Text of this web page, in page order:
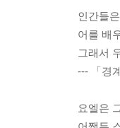
인간들
어를 배
그래서
--- 「경
요엘은